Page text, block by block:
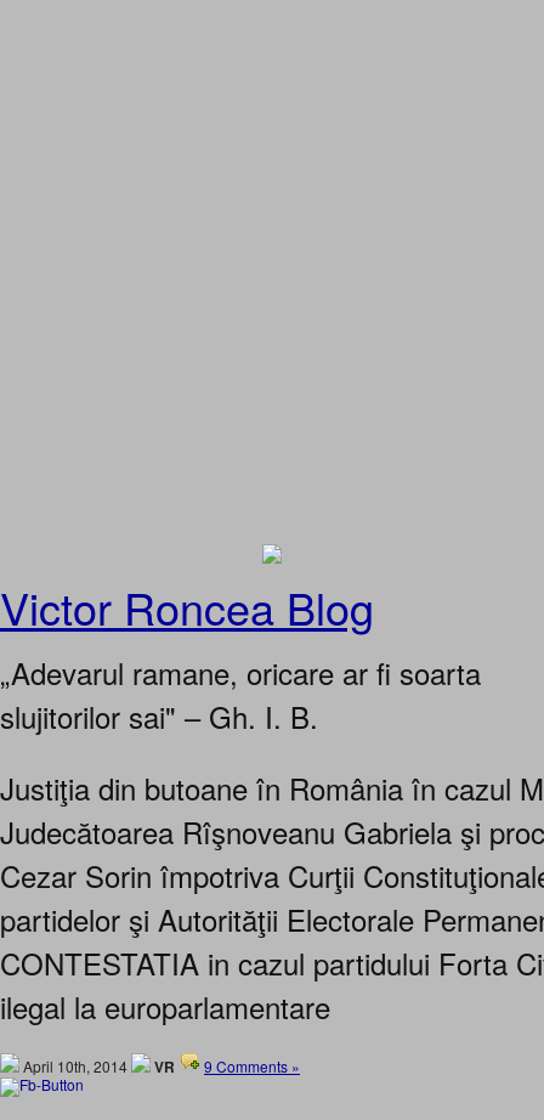
Victor Roncea Blog
„Adevarul ramane, oricare ar fi soarta
slujitorilor sai" – Gh. I. B.
Justiţia din butoane în România în cazul
Judecătoarea Rîşnoveanu Gabriela şi
Cezar Sorin împotriva Curţii
partidelor şi Autorităţii Electorale
CONTESTATIA in cazul partidului Forta
ilegal la europarlamentare
April 10th, 2014 VR 9 Comments »